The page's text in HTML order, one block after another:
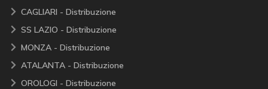
CAGLIARI - Distribuzione
SS LAZIO - Distribuzione
MONZA - Distribuzione
ATALANTA - Distribuzione
OROLOGI - Distribuzione